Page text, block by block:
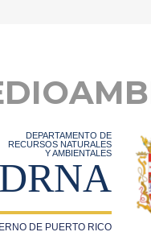
DEPARTAMENTO DE
RECURSOS NATURALES
Y AMBIENTALES
DRNA
DE PUERTO RICO